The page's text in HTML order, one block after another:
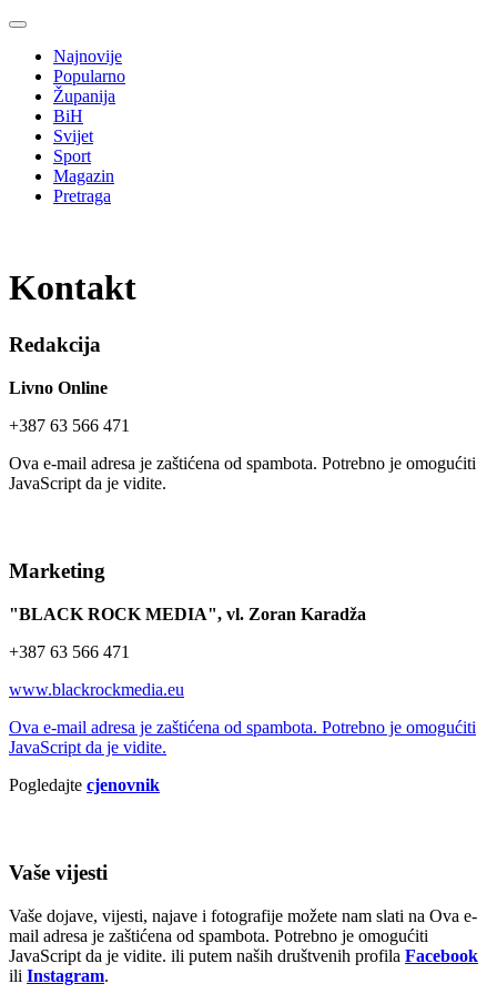
Najnovije
Popularno
Županija
BiH
Svijet
Sport
Magazin
Pretraga
Kontakt
Redakcija
Livno Online
+387 63 566 471
Ova e-mail adresa je zaštićena od spambota. Potrebno je omogućiti
JavaScript da je vidite.
Marketing
"BLACK ROCK MEDIA", vl. Zoran Karadža
+387 63 566 471
www.blackrockmedia.eu
Ova e-mail adresa je zaštićena od spambota. Potrebno je omogućiti
JavaScript da je vidite.
Pogledajte cjenovnik
Vaše vijesti
Vaše dojave, vijesti, najave i fotografije možete nam slati na Ova e-
mail adresa je zaštićena od spambota. Potrebno je omogućiti
JavaScript da je vidite. ili putem naših društvenih profila Facebook
ili Instagram.